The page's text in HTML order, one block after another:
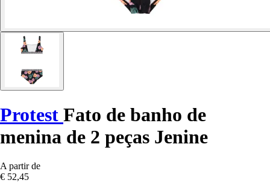
Protest Fato de banho de
menina de 2 peças Jenine
A partir de
€ 52,45